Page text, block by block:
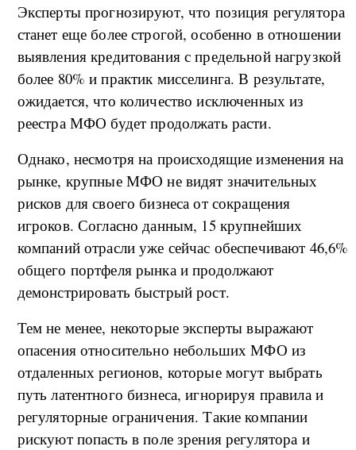
Эксперты прогнозируют, что позиция регулятора
станет еще более строгой, особенно в отношении
выявления кредитования с предельной нагрузкой
более 80% и практик мисселинга. В результате,
ожидается, что количество исключенных из
реестра МФО будет продолжать расти.
Однако, несмотря на происходящие изменения на
рынке, крупные МФО не видят значительных
рисков для своего бизнеса от сокращения
игроков. Согласно данным, 15 крупнейших
компаний отрасли уже сейчас обеспечивают 46,6%
общего портфеля рынка и продолжают
демонстрировать быстрый рост.
Тем не менее, некоторые эксперты выражают
опасения относительно небольших МФО из
отдаленных регионов, которые могут выбрать
путь латентного бизнеса, игнорируя правила и
регуляторные ограничения. Такие компании
рискуют попасть в поле зрения регулятора и